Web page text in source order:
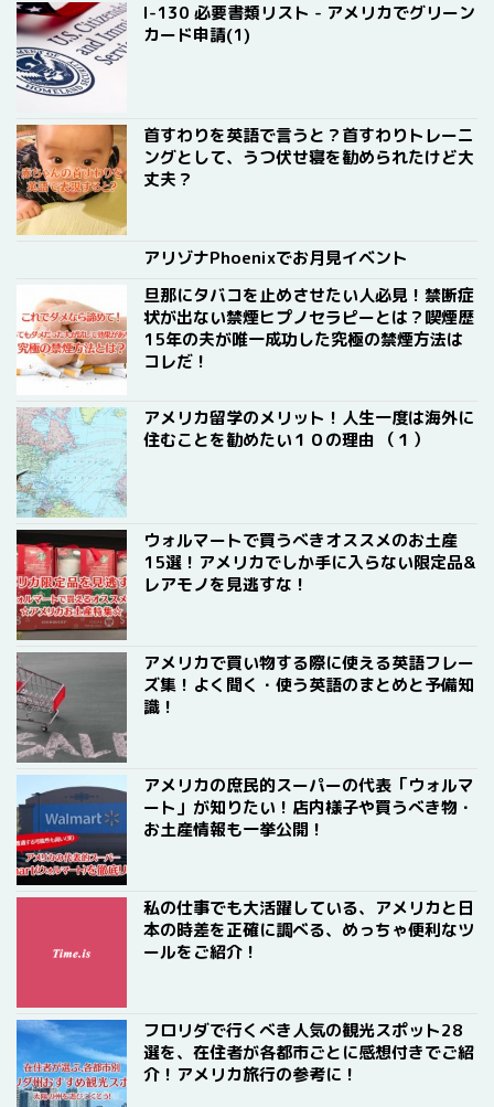
I-130 必要書類リスト - アメリカでグリーン
カード申請(1)
首すわりを英語で言うと？首すわりトレーニ
ングとして、うつ伏せ寝を勧められたけど大
丈夫？
アリゾナPhoenixでお月見イベント
旦那にタバコを止めさせたい人必見！禁断症
状が出ない禁煙ヒプノセラピーとは？喫煙歴
15年の夫が唯一成功した究極の禁煙方法は
コレだ！
アメリカ留学のメリット！人生一度は海外に
住むことを勧めたい１０の理由 （１）
ウォルマートで買うべきオススメのお土産
15選！アメリカでしか手に入らない限定品&
レアモノを見逃すな！
アメリカで買い物する際に使える英語フレー
ズ集！よく聞く・使う英語のまとめと予備知
識！
アメリカの庶民的スーパーの代表「ウォルマ
ート」が知りたい！店内様子や買うべき物・
お土産情報も一挙公開！
私の仕事でも大活躍している、アメリカと日
本の時差を正確に調べる、めっちゃ便利なツ
ールをご紹介！
フロリダで行くべき人気の観光スポット28
選を、在住者が各都市ごとに感想付きでご紹
介！アメリカ旅行の参考に！